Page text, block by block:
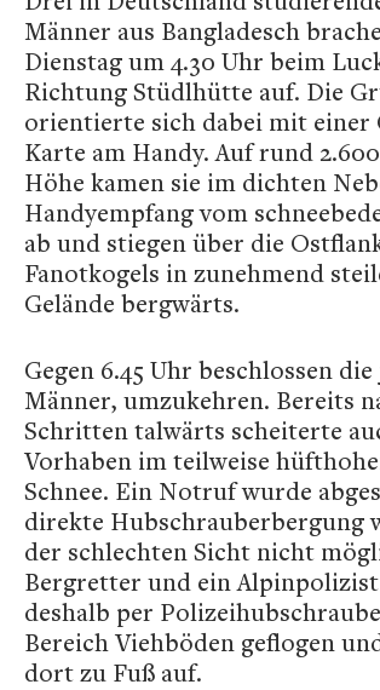
Männer aus Bangladesch
Dienstag um 4.30 Uhr beim
Richtung Stüdlhütte auf. Die
orientierte sich dabei mit einer
Karte am Handy. Auf rund
Höhe kamen sie im dichten
Handyempfang vom
ab und stiegen über die
Fanotkogels in zunehmend
Gelände bergwärts.
Gegen 6.45 Uhr beschlossen
Männer, umzukehren. Bereits
Schritten talwärts scheiterte
Vorhaben im teilweise
Schnee. Ein Notruf wurde
direkte Hubschrauberbergung
der schlechten Sicht nicht
Bergretter und ein
deshalb per
Bereich Viehböden geflogen
dort zu Fuß auf.